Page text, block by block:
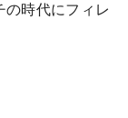
時代にフィレ